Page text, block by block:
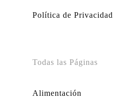
Política de Privacidad
Todas las Páginas
Alimentación